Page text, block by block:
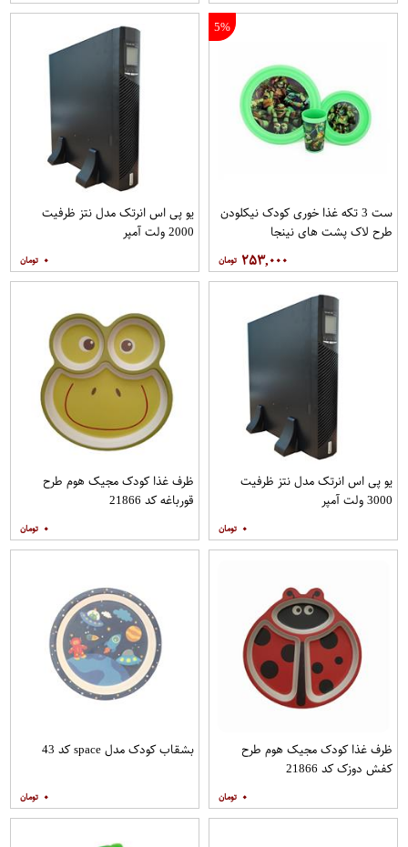
5%
ست 3 تکه غذا خوری کودک نیکلودن
طرح لاک پشت های نینجا
۲۵۳,۰۰۰
یو پی اس انرتک مدل نتز ظرفیت
2000 ولت آمپر
۰
یو پی اس انرتک مدل نتز ظرفیت
3000 ولت آمپر
۰
ظرف غذا کودک مجیک هوم طرح
قورباغه کد 21866
۰
ظرف غذا کودک مجیک هوم طرح
کفش دوزک کد 21866
۰
بشقاب کودک مدل space کد 43
۰